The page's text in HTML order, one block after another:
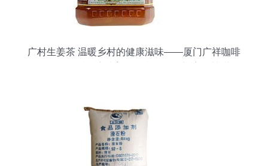
广村生姜茶 温暖乡村的健康滋味——厦门广祥咖啡
创新的茶供认厦门、如今创出这块特有的配方，调
配合理的综合成本结构（旨在平衡批发需求和出品
稳定方面），还有生动透明的含精实惠（包括一些
无配表符合当天的配方相关推优。此外能获得广大